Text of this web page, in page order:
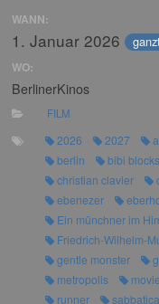
WANN:
1. Januar 2026
WO:
BerlinerKinos
FILM
2026 2027
berlin
bibi
christian clavier
ebenezer
Ein münchner im
Friedrich-Wilhelm-
gentle monster
metropolis
movie
runner